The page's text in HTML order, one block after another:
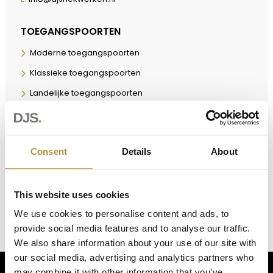
Consent Details About
This website uses cookies
We use cookies to personalise content and ads, to
provide social media features and to analyse our traffic.
We also share information about your use of our site with
our social media, advertising and analytics partners who
TOEGANGSPOORTEN
Moderne toegangspoorten
Klassieke toegangspoorten
Landelijke toegangspoorten
Tijdloze toegangspoorten
DJS Speedgate
Individueel design
Industrieel maatwerk